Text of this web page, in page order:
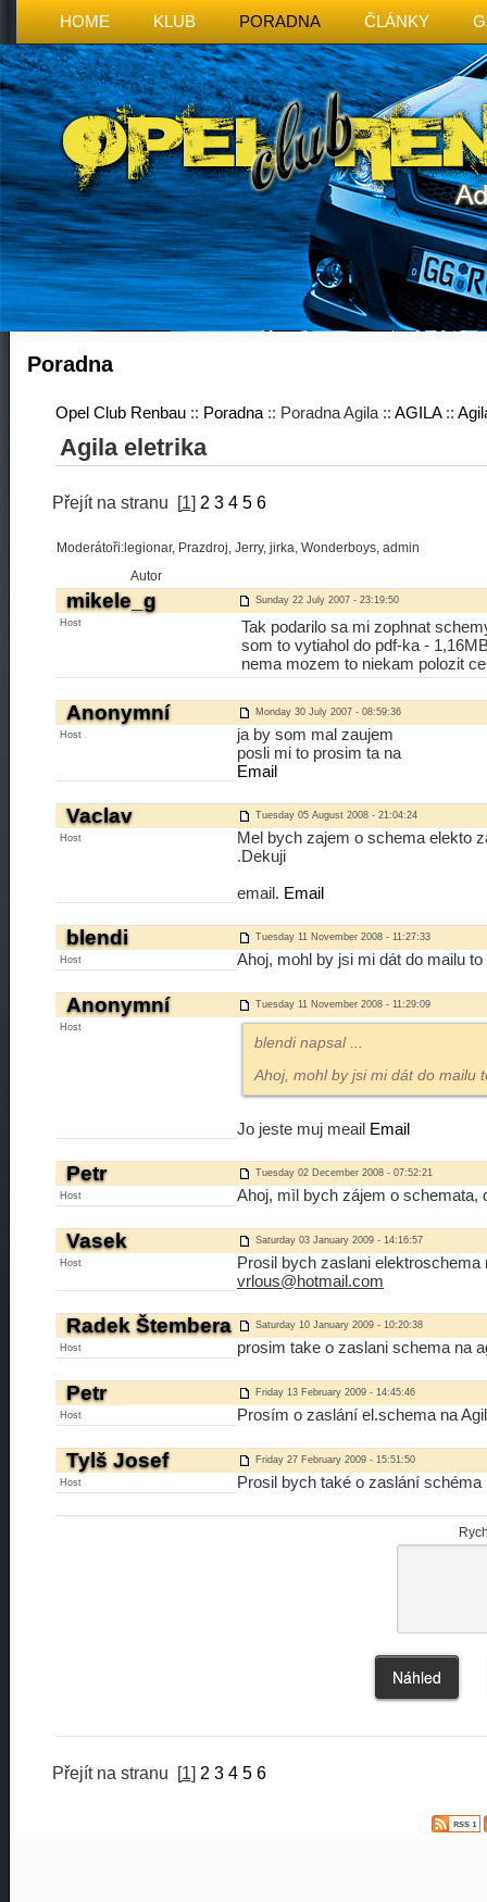
HOME KLUB PORADNA ČLÁNKY
Poradna
Opel Club Renbau :: Poradna :: Poradna Agila :: AGILA::
Agila eletrika
Přejít na stranu [1] 2 3 4 5 6
Moderátoři:legionar, Prazdroj, Jerry, jirka, Wonderboys, admin
Autor
mikele_g Sunday 22 July 2007 - 23:19:50
Host
Tak podarilo sa mi zophnat
som to vytiahol do pdf-ka -
nema mozem to niekam polozit
Anonymní Monday 30 July 2007 - 08:59:36
Host
ja by som mal zaujem
posli mi to prosim ta na
Email
Vaclav Tuesday 05 August 2008 - 21:04:24
Host
Mel bych zajem o schema elekto
.Dekuji
email. Email
blendi Tuesday 11 November 2008 - 11:27:33
Host Ahoj, mohl by jsi mi dát do mailu
Anonymní Tuesday 11 November 2008 - 11:29:09
Host
blendi napsal...
Ahoj, mohl by jsi mi dát do mailu
Jo jeste muj meail Email
Petr Tuesday 02 December 2008 - 07:52:21
Host Ahoj, mìl bych zájem o schemata,
Vasek Saturday 03 January 2009 - 14:16:57
Host
Prosil bych zaslani elektroschema
vrlous@hotmail.com
Radek Štembera Saturday 10 January 2009 - 10:20:38
Host prosim take o zaslani schema na
Petr Friday 13 February 2009 - 14:45:46
Host Prosím o zaslání el.schema na
Tylš Josef Friday 27 February 2009 - 15:51:50
Host Prosil bych také o zaslání
Přejít na stranu [1] 2 3 4 5 6